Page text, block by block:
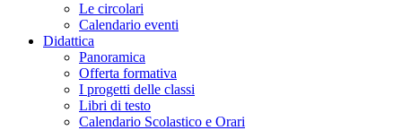
Le circolari
Calendario eventi
Didattica
Panoramica
Offerta formativa
I progetti delle classi
Libri di testo
Calendario Scolastico e Orari